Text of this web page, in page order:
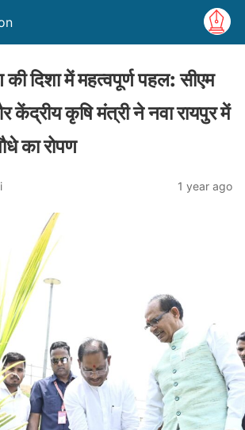
की दिशा में महत्वपूर्ण पहल: सीएम
केंद्रीय कृषि मंत्री ने नवा रायपुर में
का रोपण
1 year ago